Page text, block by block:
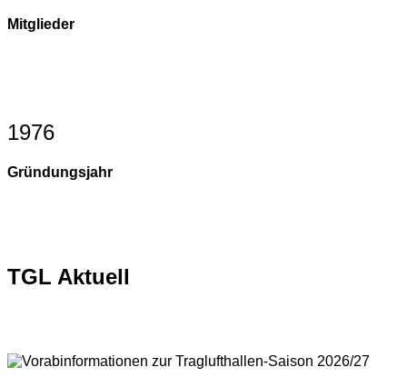
Mitglieder
1976
Gründungsjahr
TGL Aktuell